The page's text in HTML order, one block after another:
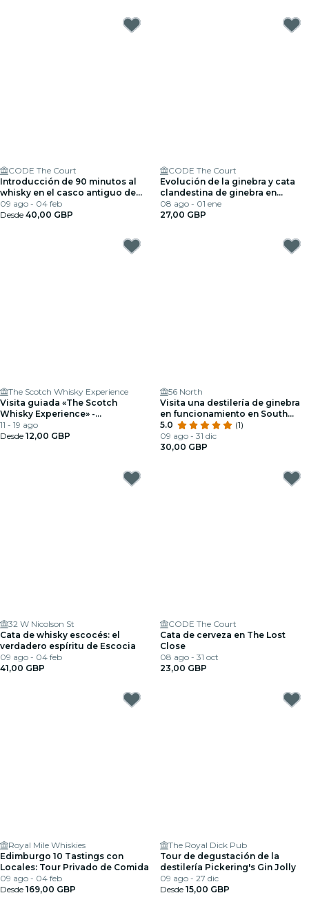
CODE The Court
Introducción de 90 minutos al
whisky en el casco antiguo de
Edimburgo
09 ago - 04 feb
Desde 40,00 GBP
CODE The Court
Evolución de la ginebra y cata
clandestina de ginebra en
Edimburgo
08 ago - 01 ene
27,00 GBP
The Scotch Whisky Experience
Visita guiada «The Scotch
Whisky Experience» -
Introducción al whisky
11 - 19 ago
Desde 12,00 GBP
56 North
Visita una destilería de ginebra
en funcionamiento en South
Loch
5.0
(1)
09 ago - 31 dic
30,00 GBP
32 W Nicolson St
Cata de whisky escocés: el
verdadero espíritu de Escocia
09 ago - 04 feb
41,00 GBP
CODE The Court
Cata de cerveza en The Lost
Close
08 ago - 31 oct
23,00 GBP
Royal Mile Whiskies
Edimburgo 10 Tastings con
Locales: Tour Privado de Comida
09 ago - 04 feb
Desde 169,00 GBP
The Royal Dick Pub
Tour de degustación de la
destilería Pickering's Gin Jolly
09 ago - 27 dic
Desde 15,00 GBP